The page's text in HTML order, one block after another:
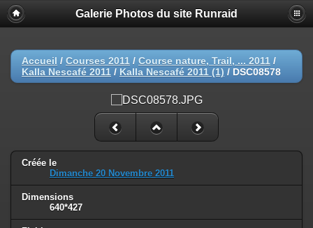
Galerie Photos du site Runraid
Accueil / Courses 2011 / Course nature, Trail, ... 2011 /
Kalla Nescafé 2011 / Kalla Nescafé 2011 (1) / DSC08578
Créée le
Dimanche 20 Novembre 2011
Dimensions
640*427